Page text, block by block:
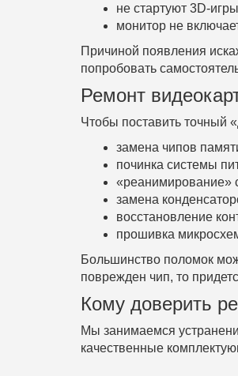
не стартуют 3D-
монитор не
Причиной появления
попробовать
Ремонт
Чтобы поставить точный
замена чипов
починка системы
«реанимирование»
замена
восстановление
прошивка
Большинство поломок
поврежден чип, то
Кому доверить
Мы занимаемся
качественные